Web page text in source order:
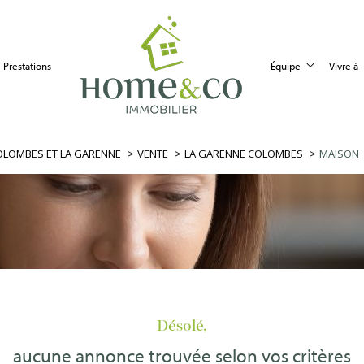
prestations équipe vivre à
Colombes
LOCALISATION BUDGET
ET LA GARENNE VENTE LA GARENNE COLOMBES MAISON
Désolé,
aucune annonce trouvée selon vos critères